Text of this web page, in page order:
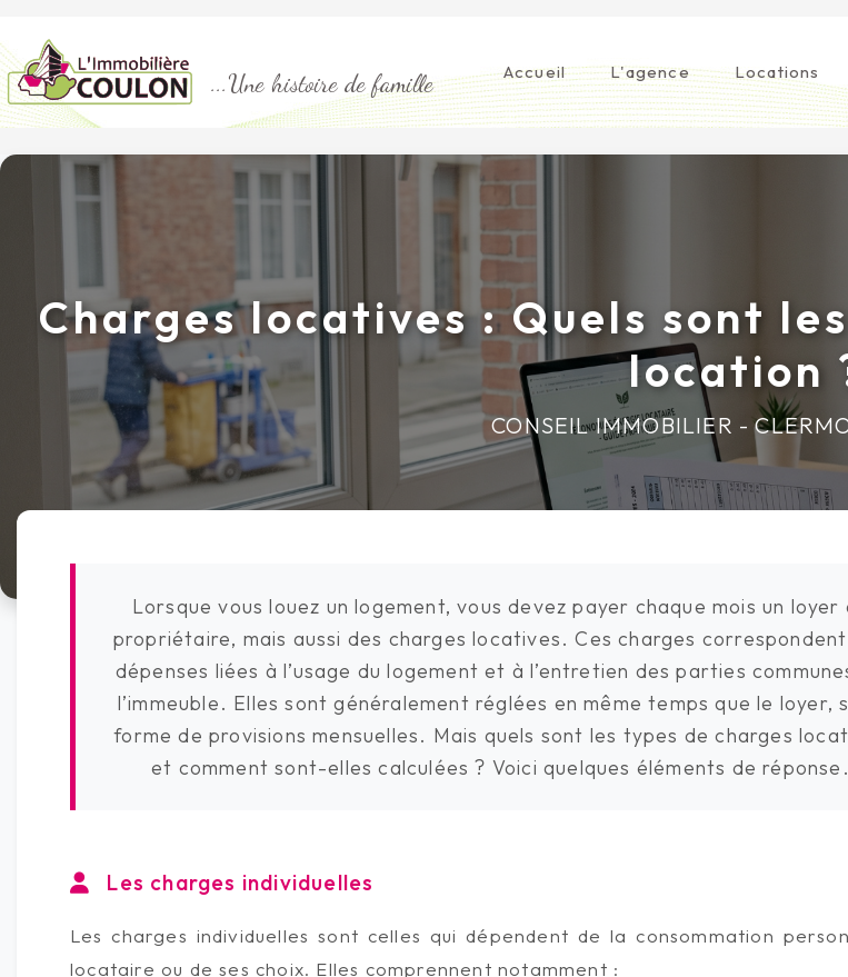
...Une histoire de famille Accueil L'agence Locations
Charges locatives : Quels sont
location
CONSEIL IMMOBILIER -
Lorsque vous louez un logement, vous devez payer chaque mois un loyer
propriétaire, mais aussi des charges locatives. Ces charges
dépenses liées à l’usage du logement et à l’entretien des parties
l’immeuble. Elles sont généralement réglées en même temps que le loyer,
forme de provisions mensuelles. Mais quels sont les types de charges
et comment sont-elles calculées ? Voici quelques éléments de réponse.
Les charges individuelles
Les charges individuelles sont celles qui dépendent de la consommation
locataire ou de ses choix. Elles comprennent notamment :